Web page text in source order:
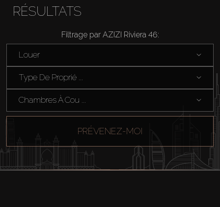
RÉSULTATS
Filtrage par AZIZI Riviera 46:
Louer
Type De Proprié ...
Chambres À Cou ...
PRÉVENEZ-MOI